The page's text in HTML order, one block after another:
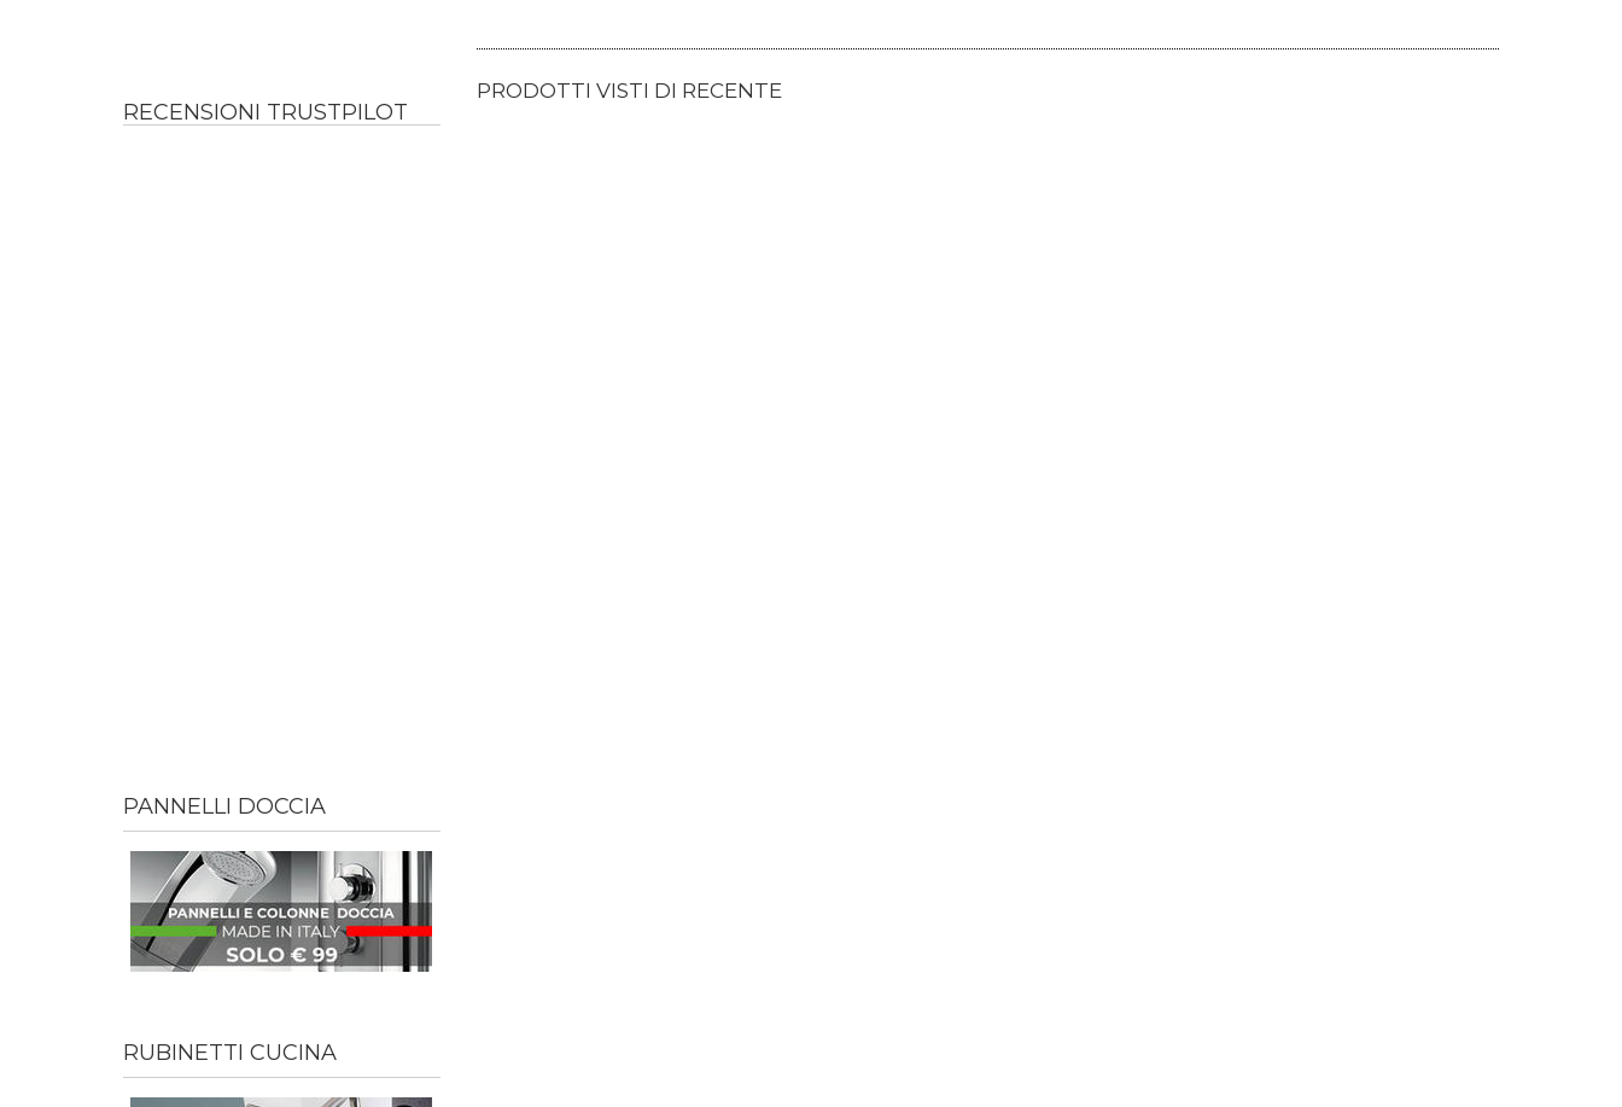
RECENSIONI TRUSTPILOT
PANNELLI DOCCIA
RUBINETTI CUCINA
PRODOTTI VISTI DI RECENTE